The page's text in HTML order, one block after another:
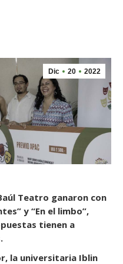
Dic 20 2022
Teatro ganaron con
y “En el limbo”,
tienen a
la universitaria Iblin